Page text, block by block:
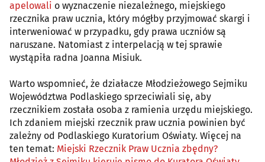
apelowali o wyznaczenie niezależnego, miejskiego
rzecznika praw ucznia, który mógłby przyjmować skargi i
interweniować w przypadku, gdy prawa uczniów są
naruszane. Natomiast z interpelacją w tej sprawie
wystąpiła radna Joanna Misiuk.
Warto wspomnieć, że działacze Młodzieżowego Sejmiku
Województwa Podlaskiego sprzeciwiali się, aby
rzecznikiem została osoba z ramienia urzędu miejskiego.
Ich zdaniem miejski rzecznik praw ucznia powinien być
zależny od Podlaskiego Kuratorium Oświaty. Więcej na
ten temat: Miejski Rzecznik Praw Ucznia zbędny?